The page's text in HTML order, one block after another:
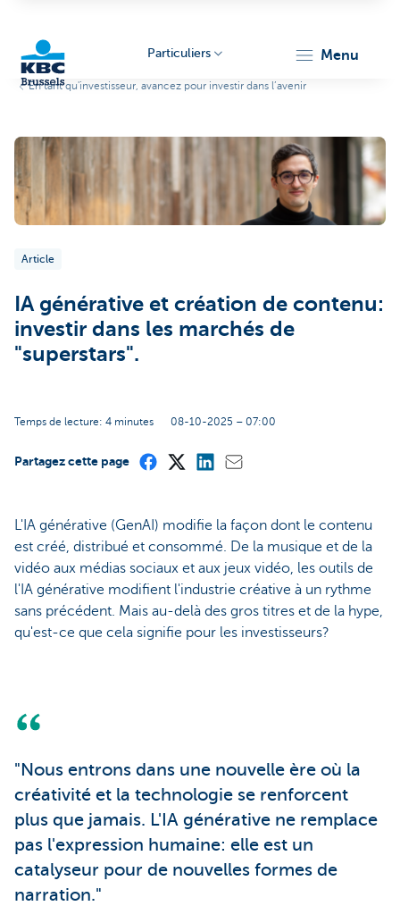
Brussels
Particuliers menu
En tant qu'investisseur, avancez pour investir dans l’avenir
Article
IA générative et création de contenu:
investir dans les marchés de
"superstars".
Temps de lecture: 4 minutes 08-10-2025 – 07:00
Partagez cette page
L'IA générative (GenAI) modifie la façon dont le contenu
est créé, distribué et consommé. De la musique et de la
vidéo aux médias sociaux et aux jeux vidéo, les outils de
l'IA générative modifient l'industrie créative à un rythme
sans précédent. Mais au-delà des gros titres et de la hype,
qu'est-ce que cela signifie pour les investisseurs?
"Nous entrons dans une nouvelle ère où la
créativité et la technologie se renforcent
plus que jamais. L'IA générative ne remplace
pas l'expression humaine: elle est un
catalyseur pour de nouvelles formes de
narration."